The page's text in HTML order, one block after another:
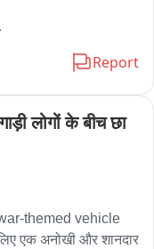
बातचीत
Report
लोगों के बीच छा
themed vehicle
एक अनोखी और शानदार